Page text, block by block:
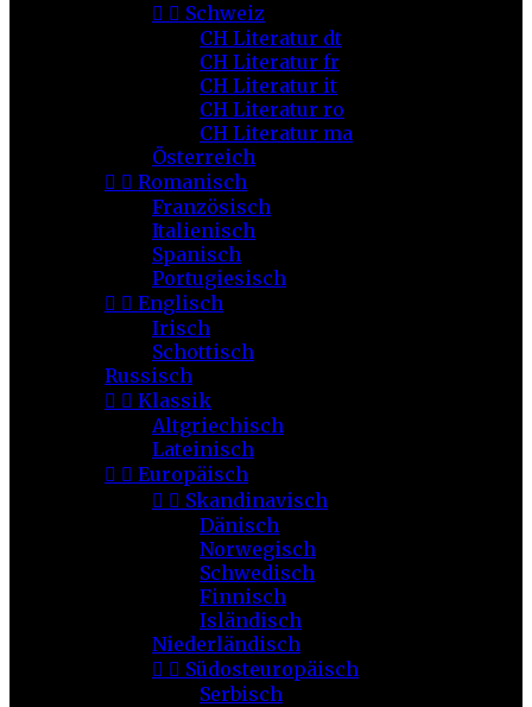
  Schweiz
CH Literatur dt
CH Literatur fr
CH Literatur it
CH Literatur ro
CH Literatur ma
Österreich
  Romanisch
Französisch
Italienisch
Spanisch
Portugiesisch
  Englisch
Irisch
Schottisch
Russisch
  Klassik
Altgriechisch
Lateinisch
  Europäisch
  Skandinavisch
Dänisch
Norwegisch
Schwedisch
Finnisch
Isländisch
Niederländisch
  Südosteuropäisch
Serbisch